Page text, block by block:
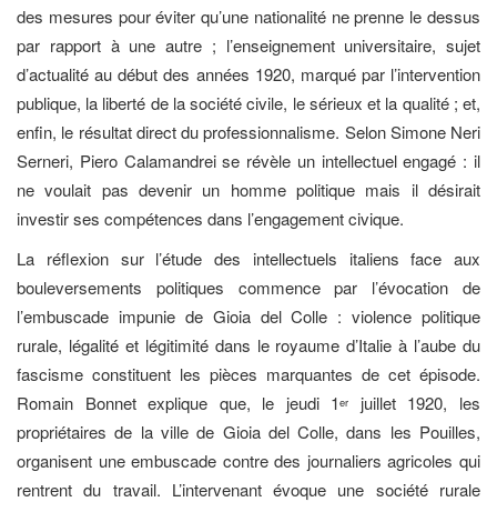
des mesures pour éviter qu’une nationalité ne prenne le dessus
par rapport à une autre ; l’enseignement universitaire, sujet
d’actualité au début des années 1920, marqué par l’intervention
publique, la liberté de la société civile, le sérieux et la qualité ; et,
enfin, le résultat direct du professionnalisme. Selon Simone Neri
Serneri, Piero Calamandrei se révèle un intellectuel engagé : il
ne voulait pas devenir un homme politique mais il désirait
investir ses compétences dans l’engagement civique.
La réflexion sur l’étude des intellectuels italiens face aux
bouleversements politiques commence par l’évocation de
l’embuscade impunie de Gioia del Colle : violence politique
rurale, légalité et légitimité dans le royaume d’Italie à l’aube du
fascisme constituent les pièces marquantes de cet épisode.
Romain Bonnet explique que, le jeudi 1er
juillet 1920, les
propriétaires de la ville de Gioia del Colle, dans les Pouilles,
organisent une embuscade contre des journaliers agricoles qui
rentrent du travail. L’intervenant évoque une société rurale